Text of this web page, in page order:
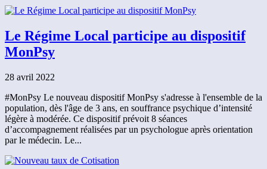
Le Régime Local participe au dispositif
MonPsy
28 avril 2022
#MonPsy Le nouveau dispositif MonPsy s'adresse à l'ensemble de la
population, dès l'âge de 3 ans, en souffrance psychique d’intensité
légère à modérée. Ce dispositif prévoit 8 séances
d’accompagnement réalisées par un psychologue après orientation
par le médecin. Le...